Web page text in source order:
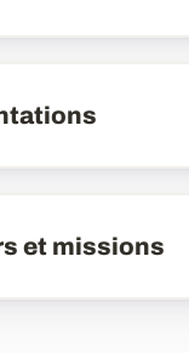
et missions